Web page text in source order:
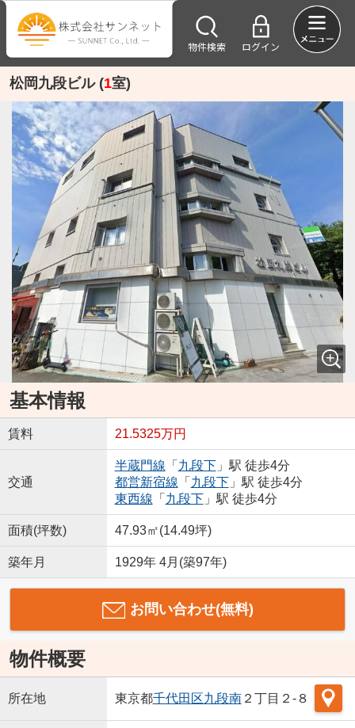
物件検索 ログイン
松岡九段ビル (1室)
基本情報
賃料 21.5325万円
交通
半蔵門線 「 九段下」駅 徒歩4分
都営新宿線 「 九段下」駅 徒歩4分
東西線 「 九段下」駅 徒歩4分
面積(坪数) 47.93㎡(14.49坪)
築年月 1929年 4月(築97年)
お問い合わせ(無料)
物件概要
所在地 東京都千代田区九段南２丁目２-８